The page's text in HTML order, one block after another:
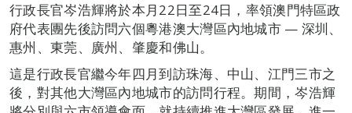
行政長官岑浩輝將於本月22日至24日，率領澳門特區政
府代表團先後訪問六個粵港澳大灣區內地城市 — 深圳、
惠州、東莞、廣州、肇慶和佛山。
這是行政長官繼今年四月到訪珠海、中山、江門三市之
後，對其他大灣區內地城市的訪問行程。期間，岑浩輝